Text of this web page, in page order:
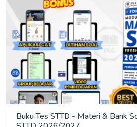
Buku Tes STTD - Materi & Bank